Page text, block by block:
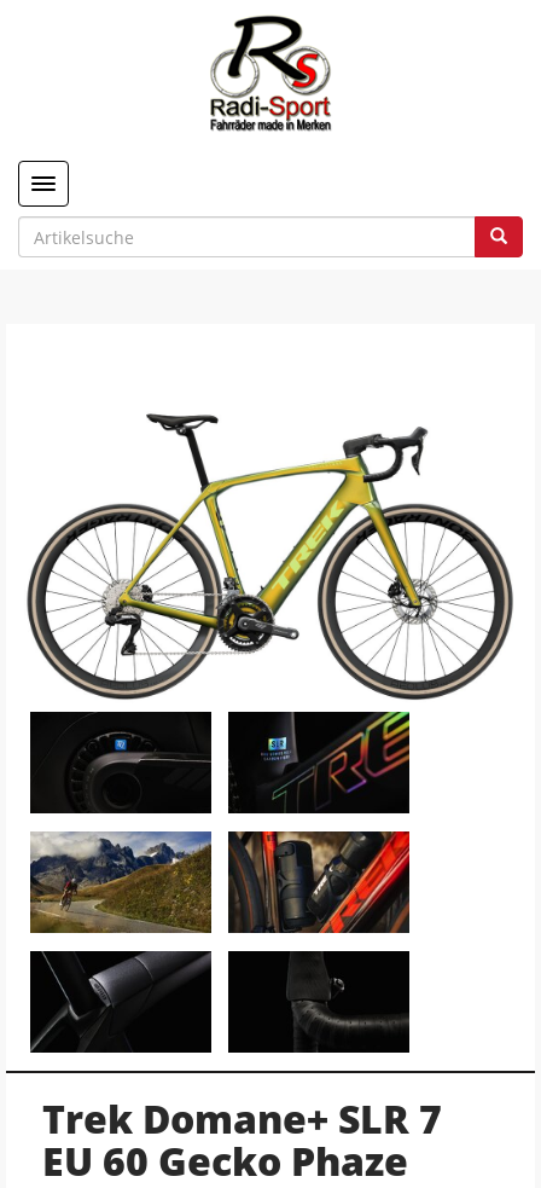
Toggle navigation
Trek Domane+ SLR 7
EU 60 Gecko Phaze